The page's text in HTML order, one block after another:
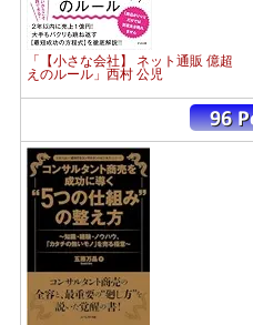
「【小さな会社】 ネット通販 億超
えのルール」西村 公児